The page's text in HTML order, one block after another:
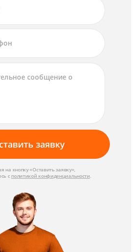
заявку
на кнопку «Оставить заявку»,
с политикой конфиденциальности.